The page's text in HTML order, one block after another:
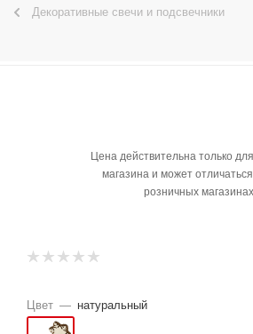
Декоративные свечи и подсвечники
Цена действительна только
магазина и может
розничных магазинах
Цвет — натуральный